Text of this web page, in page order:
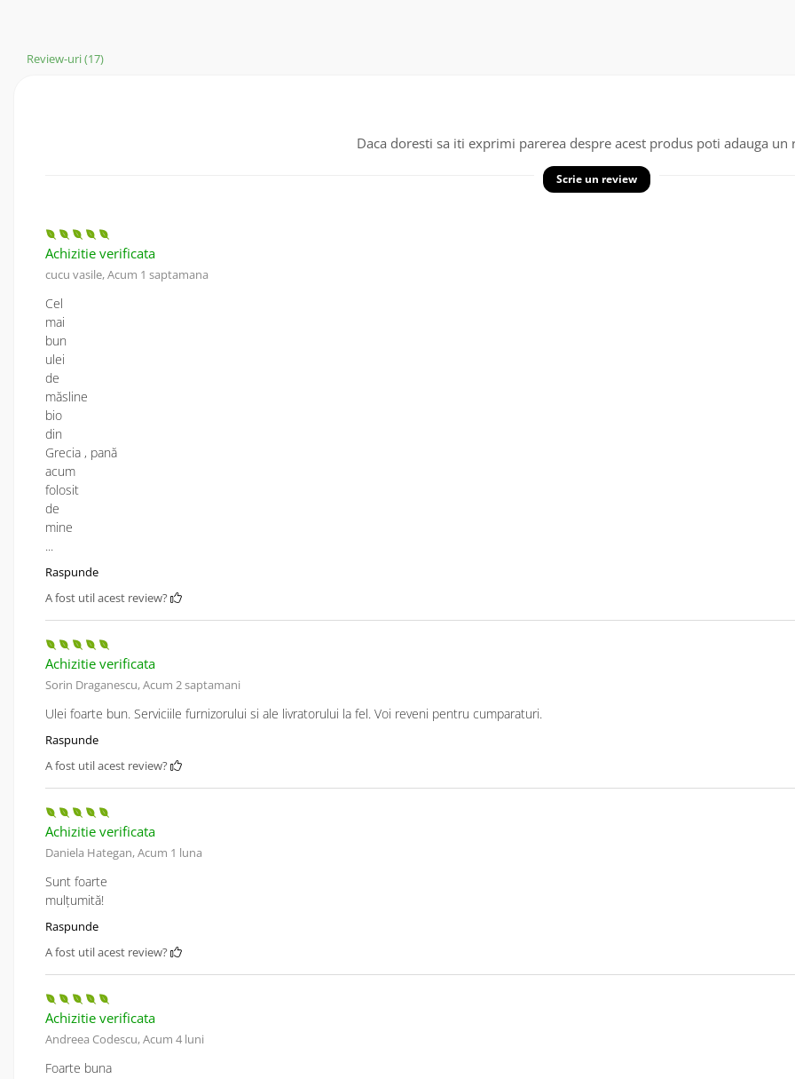
Review-uri(17)
Daca doresti sa iti exprimi parerea despre acest produs poti adauga un
Scrie un review
Achizitie verificata
cucu vasile,Acum 1 saptamana
Cel
mai
bun
ulei
de
măsline
bio
din
Grecia , pană
acum
folosit
de
mine
...
Raspunde
A fost util acest review?
Achizitie verificata
Sorin Draganescu,Acum 2 saptamani
Ulei foarte bun. Serviciile furnizorului si ale livratorului la fel. Voi reveni pentru cumparaturi.
Raspunde
A fost util acest review?
Achizitie verificata
Daniela Hategan,Acum 1 luna
Sunt foarte
mulțumită!
Raspunde
A fost util acest review?
Achizitie verificata
Andreea Codescu,Acum 4 luni
Foarte buna